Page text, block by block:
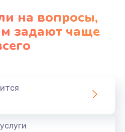
на вопросы,
задают чаще